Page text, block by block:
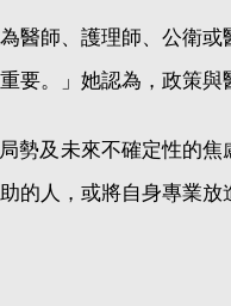
醫師、護理師、公衛
要。」她認為，政策
勢及未來不確定性的
的人，或將自身專業